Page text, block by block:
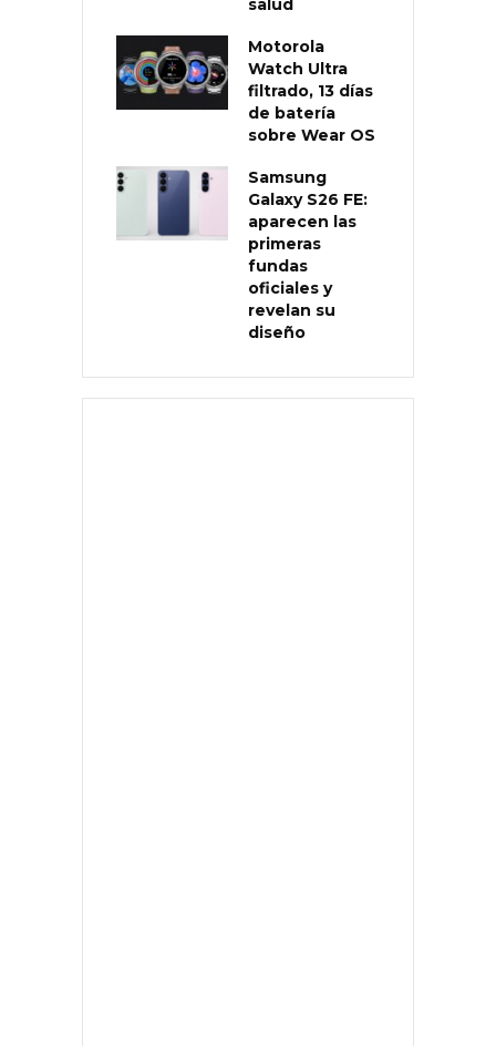
salud
Motorola
Watch Ultra
filtrado, 13 días
de batería
sobre Wear OS
Samsung
Galaxy S26 FE:
aparecen las
primeras
fundas
oficiales y
revelan su
diseño